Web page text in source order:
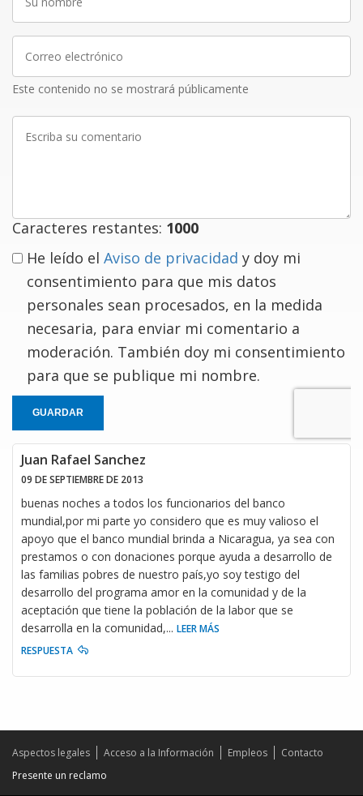
nombre
Correo
electrónico
Este contenido no se mostrará públicamente
Escriba
Caracteres restantes: 1000
He leído el Aviso de privacidad y doy mi
consentimiento para que mis datos
personales sean procesados, en la medida
necesaria, para enviar mi comentario a
moderación. También doy mi consentimiento
para que se publique mi nombre.
GUARDAR
Juan Rafael Sanchez
09 DE SEPTIEMBRE DE 2013
buenas noches a todos los funcionarios del banco
mundial,por mi parte yo considero que es muy valioso el
apoyo que el banco mundial brinda a Nicaragua, ya sea con
prestamos o con donaciones porque ayuda a desarrollo de
las familias pobres de nuestro país,yo soy testigo del
desarrollo del programa amor en la comunidad y de la
aceptación que tiene la población de la labor que se
desarrolla en la comunidad,... LEER MÁS
RESPUESTA
Aspectos legales Acceso a la Información Empleos
Contacto
Presente un reclamo